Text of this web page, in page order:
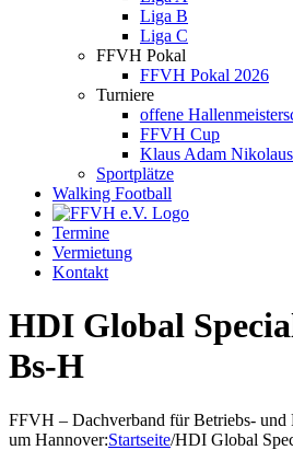
Liga B
Liga C
FFVH Pokal
FFVH Pokal 2026
Turniere
offene
FFVH Cup
Klaus Adam
Sportplätze
Walking Football
Termine
Vermietung
Kontakt
HDI Global
Bs-H
FFVH – Dachverband für Betriebs- und
um Hannover:Startseite/HDI Global